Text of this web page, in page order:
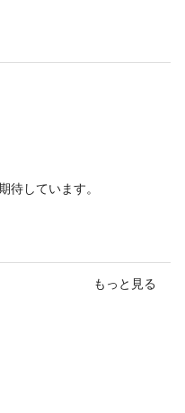
しています。
もっと見る